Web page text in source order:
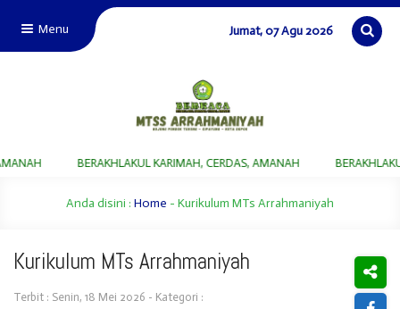
Menu Jumat, 07 Agu 2026
BERAKHLAKUL KARIMAH, CERDAS, AMANAH
Anda disini : Home - Kurikulum MTs Arrahmaniyah
Kurikulum MTs Arrahmaniyah
Terbit : Senin, 18 Mei 2026 - Kategori :